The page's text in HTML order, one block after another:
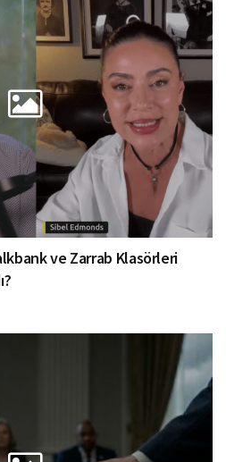
ve Zarrab Klasörleri